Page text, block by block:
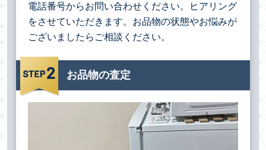
電話番号からお問い合わせください。ヒアリング
をさせていただきます。お品物の状態やお悩みが
ございましたらご相談ください。
お品物の査定